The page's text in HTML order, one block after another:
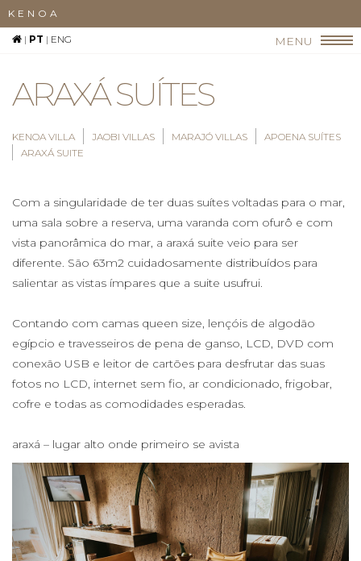
KENOA
| PT | ENG MENU
ARAXÁ SUÍTES
KENOA VILLA JAOBI VILLAS MARAJÓ VILLAS
APOENA SUÍTES
ARAXÁ SUITE
Com a singularidade de ter duas suítes voltadas para o mar,
uma sala sobre a reserva, uma varanda com ofurô e com
vista panorâmica do mar, a araxá suite veio para ser
diferente. São 63m2 cuidadosamente distribuídos para
salientar as vistas ímpares que a suite usufrui.
Contando com camas queen size, lençóis de algodão
egípcio e travesseiros de pena de ganso, LCD, DVD com
conexão USB e leitor de cartões para desfrutar das suas
fotos no LCD, internet sem fio, ar condicionado, frigobar,
cofre e todas as comodidades esperadas.
araxá – lugar alto onde primeiro se avista
Previous Next